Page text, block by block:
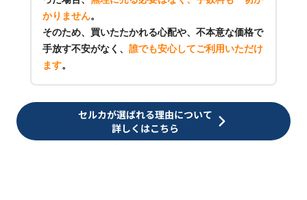
かりません。
そのため、買いたたかれる心配や、不本意な価格で
手放す不安がなく、 誰でも安心してご利用いただけ
ます。
セルカが選ばれる理由について
詳しくはこちら